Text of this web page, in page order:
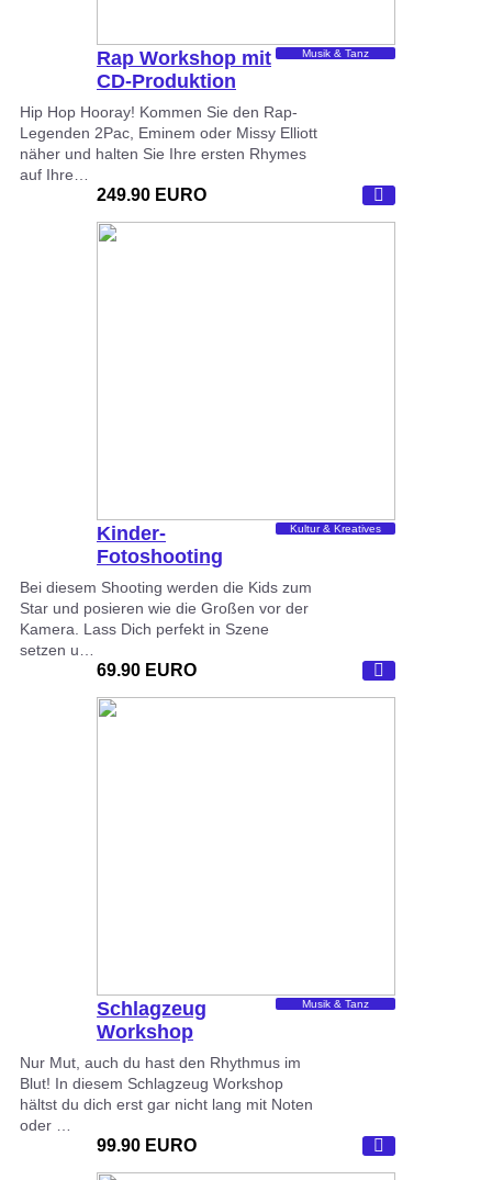
Rap Workshop mit
CD-Produktion
Musik & Tanz
Hip Hop Hooray! Kommen Sie den Rap-
Legenden 2Pac, Eminem oder Missy Elliott
näher und halten Sie Ihre ersten Rhymes
auf Ihre…
249.90 EURO
Kinder-
Fotoshooting
Dortmund
Kultur & Kreatives
Bei diesem Shooting werden die Kids zum
Star und posieren wie die Großen vor der
Kamera. Lass Dich perfekt in Szene
setzen u…
69.90 EURO
Schlagzeug
Workshop
Musik & Tanz
Nur Mut, auch du hast den Rhythmus im
Blut! In diesem Schlagzeug Workshop
hältst du dich erst gar nicht lang mit Noten
oder …
99.90 EURO